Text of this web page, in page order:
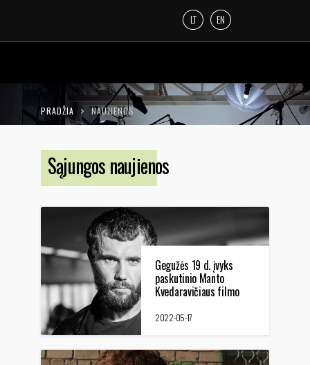
LT EN
PRADŽIA NAUJIENOS
Sąjungos naujienos
Gegužės 19 d. įvyks
paskutinio Manto
Kvedaravičiaus filmo
pasaulinė premjera -
2022-05-17